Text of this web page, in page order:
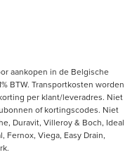
aankopen in de Belgische
BTW. Transportkosten worden
per klant/leveradres. Niet
of kortingscodes. Niet
Duravit, Villeroy & Boch, Ideal
Fernox, Viega, Easy Drain,